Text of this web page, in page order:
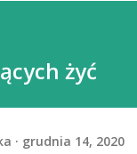
żyć
grudnia 14, 2020